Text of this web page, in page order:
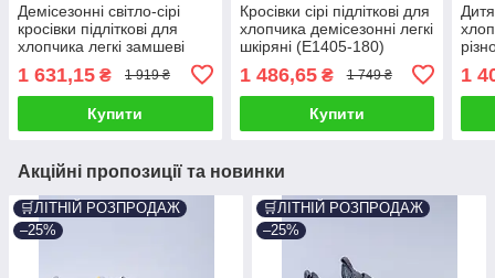
Демісезонні світло-сірі
кросівки підліткові для
хлопчика легкі замшеві
1 631,15 ₴ 1 919 ₴
Купити
Кросівки сірі підліткові для
хлопчика демісезонні легкі
шкіряні (E1405-180)
1 486,65₴ 1 749 ₴
Купити
1
Акційні пропозиції та новинки
🛒ЛІТНІЙ РОЗПРОДАЖ
–25%
🛒ЛІТНІЙ РОЗПРОДАЖ
–25%